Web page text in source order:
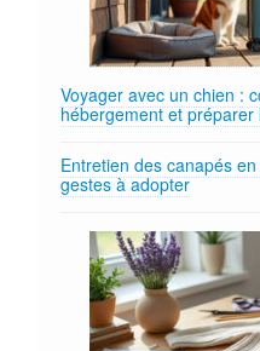
Voyager avec un chien :
hébergement et préparer
Entretien des canapés
gestes à adopter